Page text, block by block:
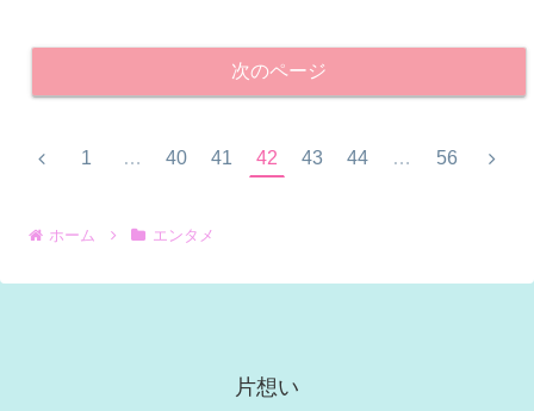
次のページ
1 … 40 41 42 43 44 … 56
ホーム エンタメ
片想い